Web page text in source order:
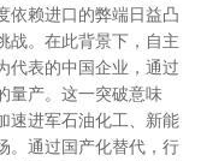
依赖进口的弊端日益凸
战。在此背景下，自主
代表的中国企业，通过
量产。这一突破意味
速进军石油化工、新能
。通过国产化替代，行